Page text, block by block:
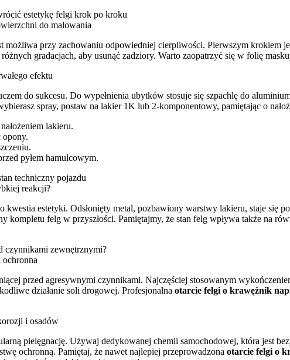
estetykę felgi krok po kroku
do malowania
możliwa przy zachowaniu odpowiedniej cierpliwości. Pierwszym krokiem
gradacjach, aby usunąć zadziory. Warto zaopatrzyć się w folię
efektu
do sukcesu. Do wypełnienia ubytków stosuje się szpachlę do
spray, postaw na lakier 1K lub 2-komponentowy, pamiętając o
lakieru.
opony.
pyłem hamulcowym.
techniczny pojazdu
reakcji?
kwestia estetyki. Odsłonięty metal, pozbawiony warstwy lakieru, staje się
kompletu felg w przyszłości. Pamiętajmy, że stan felg wpływa także na
czynnikami zewnętrznymi?
przed agresywnymi czynnikami. Najczęściej stosowanym
działanie soli drogowej. Profesjonalna otarcie felgi o krawężnik
i osadów
pielęgnację. Używaj dedykowanej chemii samochodowej, która jest
ochronną. Pamiętaj, że nawet najlepiej przeprowadzona otarcie felgi o